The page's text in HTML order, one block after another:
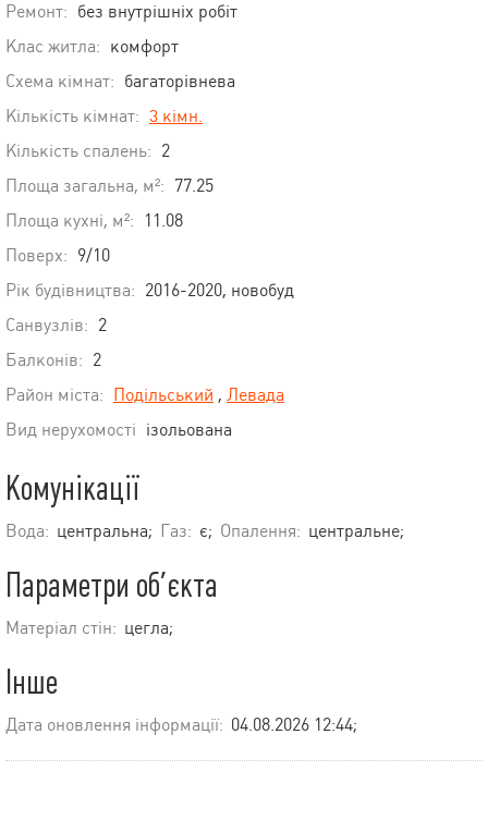
Ремонт: без внутрішніх робіт
Клас житла: комфорт
Схема кімнат: багаторівнева
Кількість кімнат: 3 кімн.
Кількість спалень: 2
Площа загальна, м²: 77.25
Площа кухні, м²:
11.08
Поверх: 9/10
Рік будівництва: 2016-2020, новобуд
Санвузлів: 2
Балконів: 2
Район міста: Подільський , Левада
Вид нерухомості ізольована
Комунікації
Вода: центральна; Газ: є; Опалення: центральне;
Параметри об’єкта
Матеріал стін: цегла;
Інше
Дата оновлення інформації: 04.08.2026 12:44;